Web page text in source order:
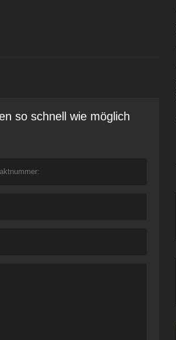
so schnell wie möglich